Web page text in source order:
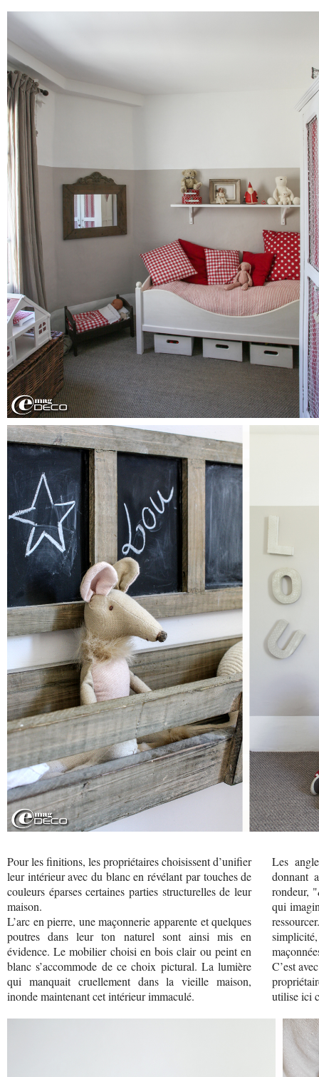
Pour les finitions, les propriétaires choisissent d’unifier
leur intérieur avec du blanc en révélant par touches de
couleurs éparses certaines parties structurelles de leur
maison.
L’arc en pierre, une maçonnerie apparente et quelques
poutres dans leur ton naturel sont ainsi mis en
évidence. Le mobilier choisi en bois clair ou peint en
blanc s’accommode de ce choix pictural. La lumière
qui manquait cruellement dans la vieille maison,
inonde maintenant cet intérieur immaculé.
Les
donnant
rondeur, "
qui
C’est
utilise ici